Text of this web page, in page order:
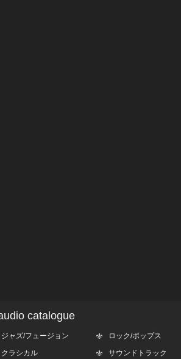
catalogue
ジャズ/フュージョン
クラシカル
ロック/ポップス
サウンドトラック